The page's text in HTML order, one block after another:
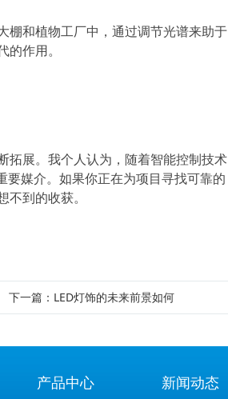
棚和植物工厂中，通过调节光谱来助于
作用。
拓展。我个人认为，随着智能控制技术
媒介。如果你正在为项目寻找可靠的
到的收获。
下一篇：LED灯饰的未来前景如何
产品中心 新闻动态